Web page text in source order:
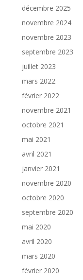
décembre 2025
novembre 2024
novembre 2023
septembre 2023
juillet 2023
mars 2022
février 2022
novembre 2021
octobre 2021
mai 2021
avril 2021
janvier 2021
novembre 2020
octobre 2020
septembre 2020
mai 2020
avril 2020
mars 2020
février 2020